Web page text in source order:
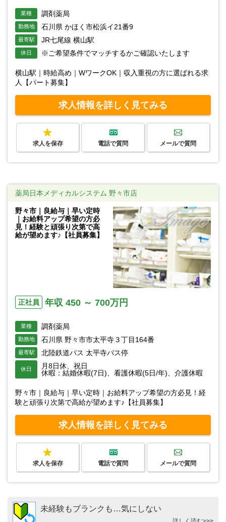
業種 調剤薬局
勤務地 石川県 かほく市松浜イ21番9
最寄駅 JR七尾線 横山駅
休日 ※ご希望条件でマッチするかご確認いたします
横山駅｜時給高め｜WワークOK｜収入重視の方に選ばれる求
人【パート募集】
求人情報を詳しく見てみる
求人を保存 電話で質問 メールで質問
薬局日本メディカルシステム 野々市店
野々市｜良給与｜早い定時
｜お給料アップ希望の方必
見！経験と頑張り次第で高
給が望めます♪【社員募集】
正社員 年収 450 ～ 700万円
業種 調剤薬局
勤務地 石川県 野々市市太平寺３丁目164番
最寄駅 北陸鉄道バス 太平寺バス停
休日
月8日休、祝日
休暇：結婚休暇(7日)、看護休暇(5日/年)、介護休暇
野々市｜良給与｜早い定時｜お給料アップ希望の方必見！経
験と頑張り次第で高給が望めます♪【社員募集】
求人情報を詳しく見てみる
求人を保存 電話で質問 メールで質問
未経験もブランクも…気にしない